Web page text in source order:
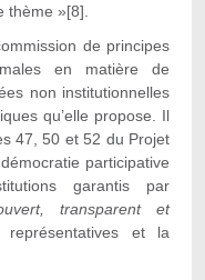
thème »[8].
de principes
en matière de
non institutionnelles
qu’elle propose. Il
47, 50 et 52 du Projet
participative
garantis par
transparent et
et la